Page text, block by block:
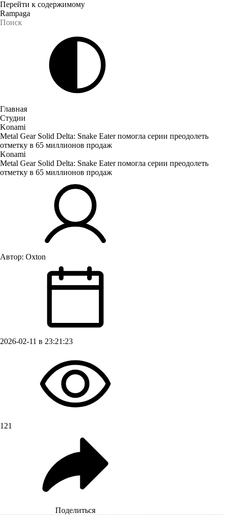
Перейти к содержимому
Rampaga
Главная
Студии
Konami
Metal Gear Solid Delta: Snake Eater помогла серии преодолеть
отметку в 65 миллионов продаж
Konami
Metal Gear Solid Delta: Snake Eater помогла серии преодолеть
отметку в 65 миллионов продаж
Автор: Oxton
2026-02-11 в 23:21:23
121
Поделиться